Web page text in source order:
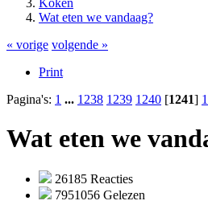
Wat eten we vandaag?
« vorige volgende »
Print
Pagina's: 1 ... 1238 1239 1240 [1241]
Wat eten we
26185 Reacties
7951056 Gelezen